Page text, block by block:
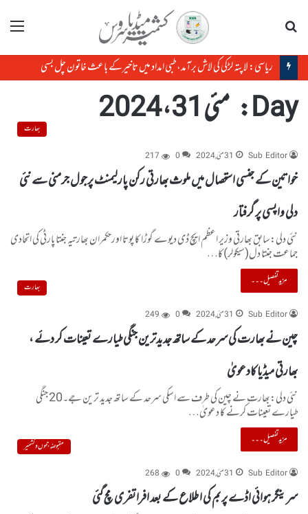
مینو
ریاسی: لاپتہ لڑکی کی لاش برآمد، طبی امداد میں تاخیرکے باعث خاتون چل بسی
Day: مئی 31، 2024
بھارت
Sub Editor
31 مئی, 2024 0
217
خواتین کے جنسی استحصال میں ملوث بھارتی رکن پارلیمنٹ پرجول جرمنی سے نئی
دلی واپسی پر گرفتار
نئی دلی:سابق بھارتی وزیر اعظم ایچ ڈی دیوے گوڑا کا پوتا اورحکمران بھارتیہ جنتا پارٹی کی اتحادی
جماعت جنتا دل(سیکولر)کا…
مزید تفصیل۔۔۔
بھارت
Sub Editor
31 مئی, 2024 0
249
چین نے بھارت کی سرحد کے ساتھ جدیدترین جنگی طیارے تعینات کر دئے ،
بھارتی میڈیا کادعویٰ
نئی دلی:بھارت نے چین کی طرف سے اسکی سرحد کے ساتھ جدید ترین جے۔20 جنگی
طیارے تعینات کرنے کا دعویٰ…
مزید تفصیل۔۔۔
مقبوضہ جموں و کشمیر
Sub Editor
31 مئی, 2024 0
268
سرینگر ہوائی اڈے پر بم کی اطلاع کے بعد افراتفری مچ گئی